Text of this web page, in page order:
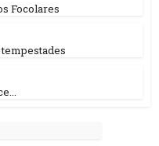
Focolares